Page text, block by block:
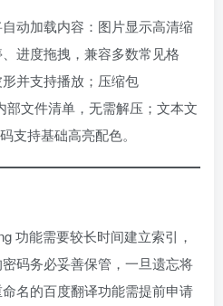
动加载内容：图片显示高清缩
进度拖拽，兼容多数常见格
并支持播放；压缩包
部文件清单，无需解压；文本文
支持基础高亮配色。
功能需要较长时间建立索引，
码务必妥善保管，一旦遗忘将
名的百度翻译功能需提前申请